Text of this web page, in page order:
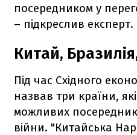
посередником у
– підкреслив експерт.
Китай,
Під час Східного
назвав три країни,
можливих
війни. "Китайська